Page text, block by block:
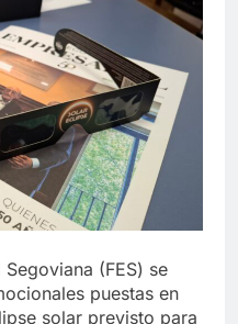
(FES) se
puestas en
solar previsto para